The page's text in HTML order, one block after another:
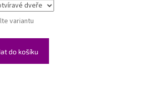
variantu
do košíku